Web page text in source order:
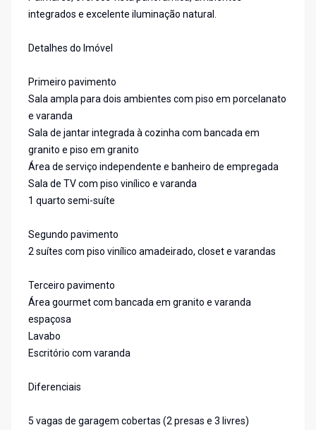
integrados e excelente iluminação natural.
Detalhes do Imóvel
Primeiro pavimento
Sala ampla para dois ambientes com piso em porcelanato
e varanda
Sala de jantar integrada à cozinha com bancada em
granito e piso em granito
Área de serviço independente e banheiro de empregada
Sala de TV com piso vinílico e varanda
1 quarto semi-suíte
Segundo pavimento
2 suítes com piso vinílico amadeirado, closet e varandas
Terceiro pavimento
Área gourmet com bancada em granito e varanda
espaçosa
Lavabo
Escritório com varanda
Diferenciais
5 vagas de garagem cobertas (2 presas e 3 livres)